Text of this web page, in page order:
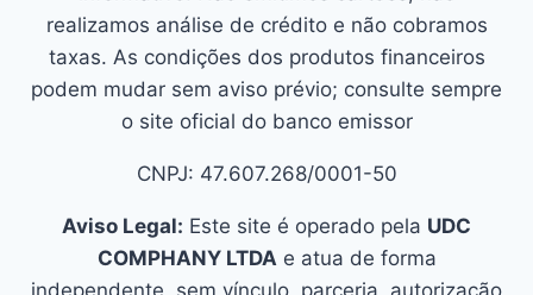
realizamos análise de crédito e não cobramos
taxas. As condições dos produtos financeiros
podem mudar sem aviso prévio; consulte sempre
o site oficial do banco emissor
CNPJ: 47.607.268/0001-50
Aviso Legal: Este site é operado pela UDC
COMPHANY LTDAe atua de forma